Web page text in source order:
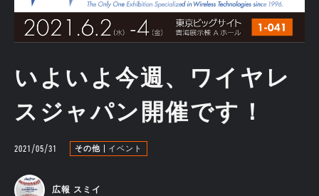
いよいよ今週、ワイヤレ
スジャパン開催です！
2021/05/31 その他 イベント
広報 スミイ